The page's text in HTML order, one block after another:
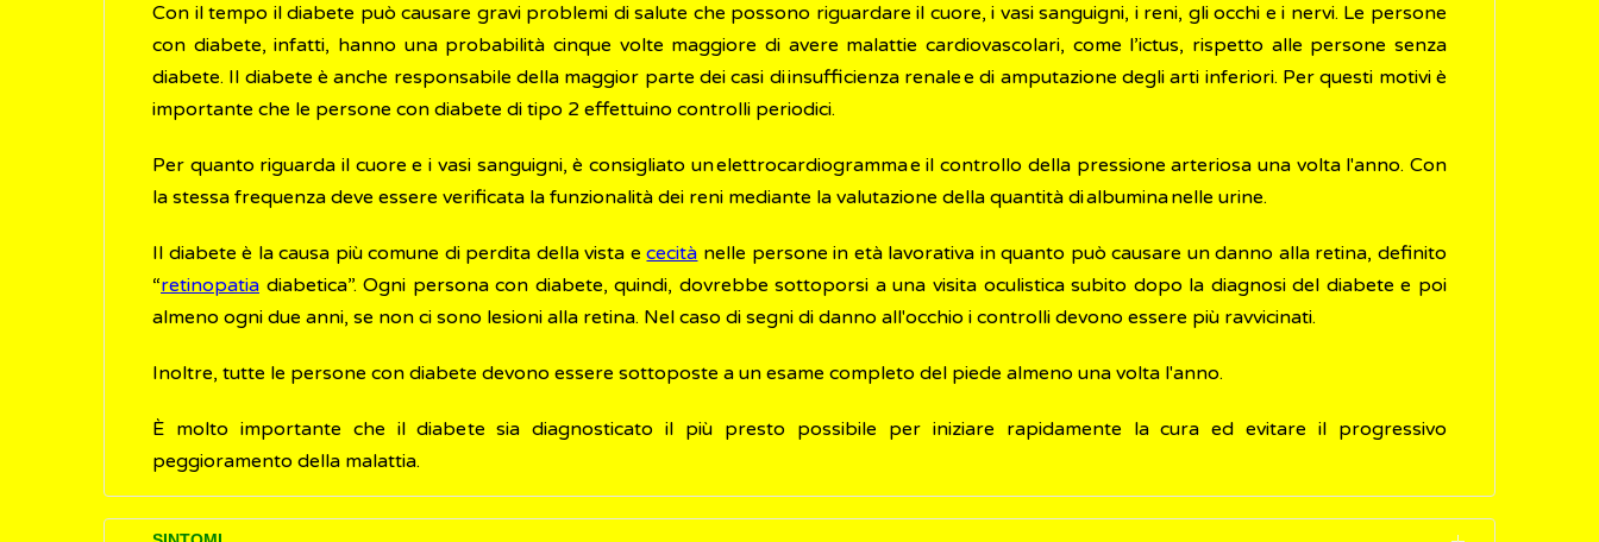
Con il tempo il diabete può causare gravi problemi di salute che possono riguardare il cuore, i vasi sanguigni, i reni, gli occhi e i nervi. Le persone
con diabete, infatti, hanno una probabilità cinque volte maggiore di avere malattie cardiovascolari, come l’ictus, rispetto alle persone senza
diabete. Il diabete è anche responsabile della maggior parte dei casi di insufficienza renale e di amputazione degli arti inferiori. Per questi motivi è
importante che le persone con diabete di tipo 2 effettuino controlli periodici.
Per quanto riguarda il cuore e i vasi sanguigni, è consigliato un elettrocardiogramma e il controllo della pressione arteriosa una volta l'anno. Con
la stessa frequenza deve essere verificata la funzionalità dei reni mediante la valutazione della quantità di albumina nelle urine.
Il diabete è la causa più comune di perdita della vista ececità nelle persone in età lavorativa in quanto può causare un danno alla retina, definito
“retinopatia diabetica”. Ogni persona con diabete, quindi, dovrebbe sottoporsi a una visita oculistica subito dopo la diagnosi del diabete e poi
almeno ogni due anni, se non ci sono lesioni alla retina. Nel caso di segni di danno all'occhio i controlli devono essere più ravvicinati.
Inoltre, tutte le persone con diabete devono essere sottoposte a un esame completo del piede almeno una volta l'anno.
È molto importante che il diabete sia diagnosticato il più presto possibile per iniziare rapidamente la cura ed evitare il progressivo
peggioramento della malattia.